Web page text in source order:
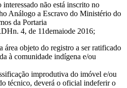
não está inscrito no
Análogo a Escravo do Ministério do
da Portaria
4, de 11demaiode 2016;
área objeto do registro a ser ratificado
à comunidade indígena e/ou
improdutiva do imóvel e/ou
técnico, deverá o oficial indeferir o